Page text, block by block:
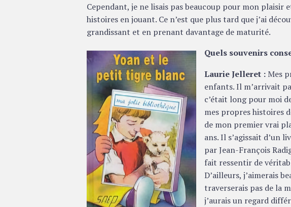
Cependant, je ne lisais pas beaucoup pour mon
histoires en jouant. Ce n’est que plus tard que j’ai
grandissant et en prenant davantage de maturité.
Quels souvenirs
Laurie Jelleret : Mes
enfants. Il m’arrivait
c’était long pour moi
mes propres histoires
de mon premier vrai
ans. Il s’agissait d’un
par Jean-François
fait ressentir de
D’ailleurs, j’aimerais
traverserais pas de la
j’aurais un regard